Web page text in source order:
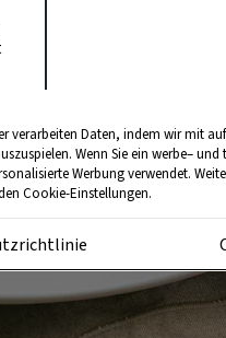
verarbeiten Daten, indem wir mit
Wenn Sie ein werbe–
Werbung verwendet.
Cookie-Einstellungen.